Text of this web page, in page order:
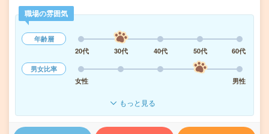
職場の雰囲気
年齢層
20代
30代 40代 50代
60代
男女比率
女性
男性
もっと見る